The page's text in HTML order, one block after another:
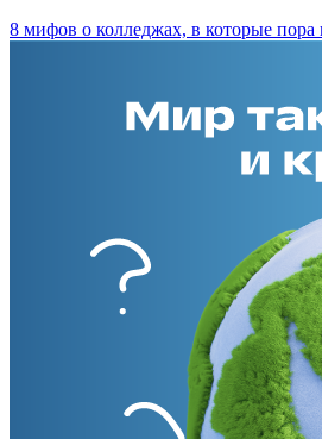
8 мифов о колледжах, в которые пора